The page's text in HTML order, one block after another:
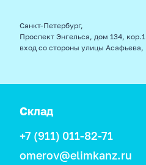
Санкт-Петербург,
Проспект Энгельса, дом 134, кор.1
вход со стороны улицы Асафьева,
Склад
+7 (911) 011-82-71
omerov@elimkanz.ru